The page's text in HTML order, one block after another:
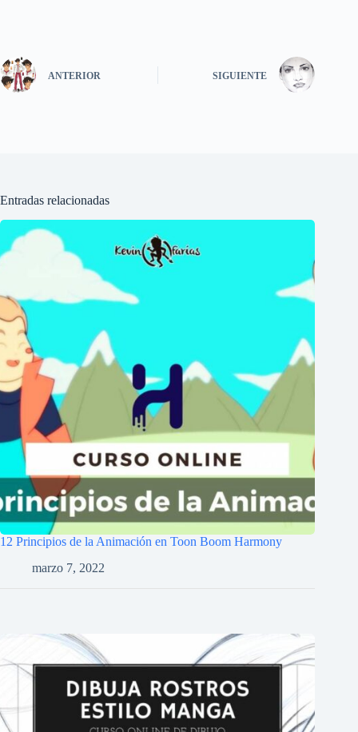
ANTERIOR SIGUIENTE
Entradas relacionadas
12 Principios de la Animación en Toon Boom Harmony
marzo 7, 2022